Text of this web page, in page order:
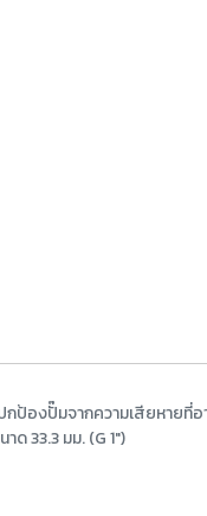
งปั๊มจากความเสียหายที่
ด 33.3 มม. (G 1")